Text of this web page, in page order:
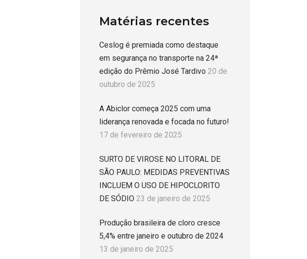
Matérias recentes
Ceslog é premiada como destaque
em segurança no transporte na 24ª
edição do Prêmio José Tardivo 20 de
outubro de 2025
A Abiclor começa 2025 com uma
liderança renovada e focada no futuro!
17 de fevereiro de 2025
SURTO DE VIROSE NO LITORAL DE
SÃO PAULO: MEDIDAS PREVENTIVAS
INCLUEM O USO DE HIPOCLORITO
DE SÓDIO 23 de janeiro de 2025
Produção brasileira de cloro cresce
5,4% entre janeiro e outubro de 2024
13 de janeiro de 2025